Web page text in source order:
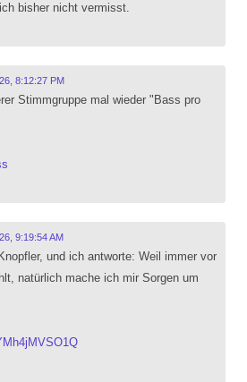
bisher nicht vermisst.
8:12:27 PM
Stimmgruppe mal wieder "Bass pro
9:19:54 AM
und ich antworte: Weil immer vor
natürlich mache ich mir Sorgen um